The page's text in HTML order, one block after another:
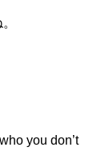
you don’t